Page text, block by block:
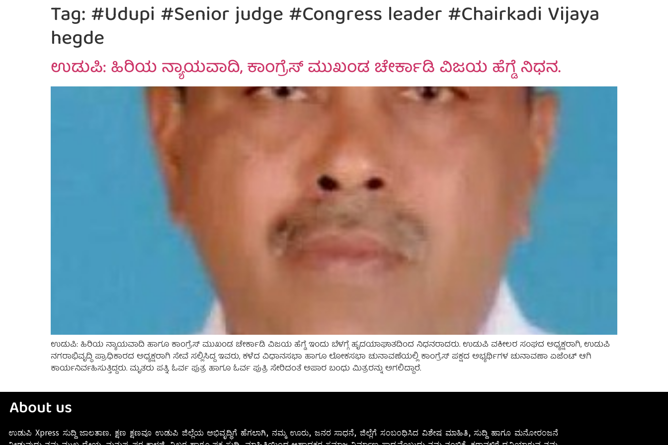
Tag:#Udupi #Senior judge #Congress leader #Chairkadi Vijaya
hegde
ಉಡುಪಿ: ಹಿರಿಯ ನ್ಯಾಯವಾದಿ, ಕಾಂಗ್ರೆಸ್ ಮುಖಂಡ ಚೇರ್ಕಾಡಿ ವಿಜಯ ಹೆಗ್ಡೆ ನಿಧನ.
ಉಡುಪಿ: ಹಿರಿಯ ನ್ಯಾಯವಾದಿ ಹಾಗೂ ಕಾಂಗ್ರೆಸ್ ಮುಖಂಡ ಚೇರ್ಕಾಡಿ ವಿಜಯ ಹೆಗ್ಡೆ ಇಂದು ಬೆಳಗ್ಗೆ ಹೃದಯಾಘಾತದಿಂದ ನಿಧನರಾದರು. ಉಡುಪಿ ವಕೀಲರ ಸಂಘದ ಅಧ್ಯಕ್ಷರಾಗಿ, ಉಡುಪಿ
ನಗರಾಭಿವೃದ್ಧಿ ಪ್ರಾಧಿಕಾರದ ಅಧ್ಯಕ್ಷರಾಗಿ ಸೇವೆ ಸಲ್ಲಿಸಿದ್ದ ಇವರು, ಕಳೆದ ವಿಧಾನಸಭಾ ಹಾಗೂ ಲೋಕಸಭಾ ಚುನಾವಣೆಯಲ್ಲಿ ಕಾಂಗ್ರೆಸ್ ಪಕ್ಷದ ಅಭ್ಯರ್ಥಿಗಳ ಚುನಾವಣಾ ಏಜೆಂಟ್ ಆಗಿ
ಕಾರ್ಯನಿರ್ವಹಿಸುತ್ತಿದ್ದರು. ಮೃತರು ಪತ್ನಿ, ಓರ್ವ ಪುತ್ರ ಹಾಗೂ ಓರ್ವ ಪುತ್ರಿ ಸೇರಿದಂತೆ ಅಪಾರ ಬಂಧು ಮಿತ್ರರನ್ನು ಅಗಲಿದ್ದಾರೆ.
About us
ಉಡುಪಿ Xpress ಸುದ್ದಿ ಜಾಲತಾಣ. ಕ್ಷಣ ಕ್ಷಣವೂ ಉಡುಪಿ ಜಿಲ್ಲೆಯ ಅಭಿವೃದ್ಧಿಗೆ ಹೆಗಲಾಗಿ, ನಮ್ಮ ಊರು, ಜನರ ಸಾಧನೆ, ಜಿಲ್ಲೆಗೆ ಸಂಬಂಧಿಸಿದ ವಿಶೇಷ ಮಾಹಿತಿ, ಸುದ್ದಿ ಹಾಗೂ ಮನೋರಂಜನೆ